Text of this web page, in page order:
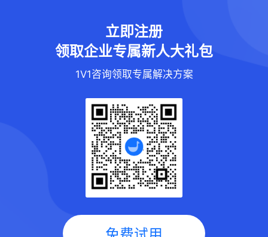
立即注册
领取企业专属新人大礼包
1V1咨询领取专属解决方案